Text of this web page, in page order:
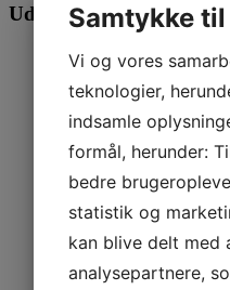
Udfyld formularen – så
Navn *
Firmanavn
Email
Telefon
Besked
Samtykke
Vi og vores
teknologier,
indsamle
formål, herunder:
bedre
statistik og
kan blive delt med
analysepartnere,